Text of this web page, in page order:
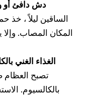
دش دافئ أو
الساقين ليلاً ، خذ
المكان المصاب.
الغذاء الغني
تصبح العظام
بالكالسيوم.